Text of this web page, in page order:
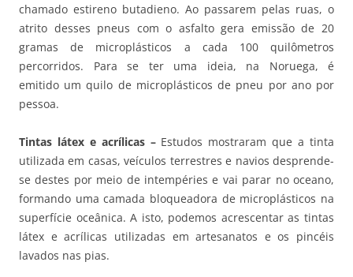
chamado estireno butadieno. Ao passarem pelas ruas, o
atrito desses pneus com o asfalto gera emissão de 20
gramas de microplásticos a cada 100 quilômetros
percorridos. Para se ter uma ideia, na Noruega, é
emitido um quilo de microplásticos de pneu por ano por
pessoa.
Tintas látex e acrílicas – Estudos mostraram que a tinta
utilizada em casas, veículos terrestres e navios desprende-
se destes por meio de intempéries e vai parar no oceano,
formando uma camada bloqueadora de microplásticos na
superfície oceânica. A isto, podemos acrescentar as tintas
látex e acrílicas utilizadas em artesanatos e os pincéis
lavados nas pias.